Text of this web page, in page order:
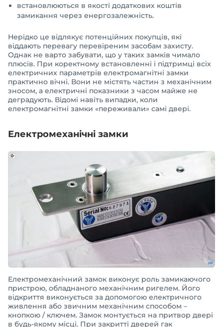
встановлюються в якості додаткових коштів
замикання через енергозалежність.
Нерідко це відлякує потенційних покупців, які
віддають перевагу перевіреним засобам захисту.
Однак не варто забувати, що у таких замків чимало
плюсів. При коректному встановленні і підтримці всіх
електричних параметрів електромагнітні замки
практично вічні. Вони не містять частин з механічним
зносом, а електричні показники з часом майже не
деградують. Відомі навіть випадки, коли
електромагнітні замки «переживали» самі двері.
Електромеханічні замки
Електромеханічний замок виконує роль замикаючого
пристрою, обладнаного механічним ригелем. Його
відкриття виконується за допомогою електричного
живлення або звичним механічним способом –
кнопкою / ключем. Замок монтується на притвор двері
в будь-якому місці. При закритті дверей гак